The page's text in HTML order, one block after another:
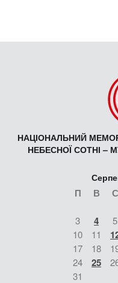
НАЦІОНАЛЬНИЙ
НЕБЕСНОЇ СОТНІ –
П В С
3 4 5
10
11
17
18
24
25
31